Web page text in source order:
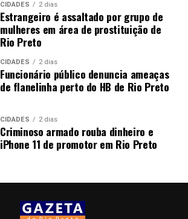
CIDADES 2 dias
Estrangeiro é assaltado por grupo de
mulheres em área de prostituição de
Rio Preto
CIDADES 2 dias
Funcionário público denuncia ameaças
de flanelinha perto do HB de Rio Preto
CIDADES 2 dias
Criminoso armado rouba dinheiro e
iPhone 11 de promotor em Rio Preto